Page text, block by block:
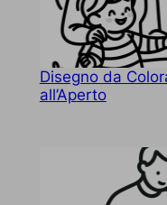
Disegno da
all’Aperto